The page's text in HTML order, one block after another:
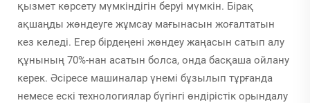
қызмет көрсету мүмкіндігін беруі мүмкін. Бірақ
ақшаңды жөндеуге жұмсау мағынасын жоғалтатын
кез келеді. Егер бірдеңені жөндеу жаңасын сатып алу
құнының 70%-нан асатын болса, онда басқаша ойлану
керек. Әсіресе машиналар үнемі бұзылып тұрғанда
немесе ескі технологиялар бүгінгі өндірістік орындалу